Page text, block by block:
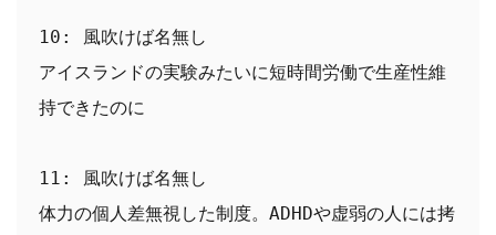
10: 風吹けば名無し
アイスランドの実験みたいに短時間労働で生産性維
持できたのに
11: 風吹けば名無し
体力の個人差無視した制度。ADHDや虚弱の人には拷